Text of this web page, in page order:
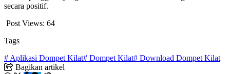
secara positif.
Post Views: 64
Tags
# Aplikasi Dompet Kilat# Dompet Kilat# Download Dompet Kilat
Bagikan artikel